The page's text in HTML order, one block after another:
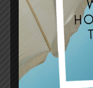
UNCATEGORIZED
SEAT COVER
(2021-2024)
179,51 €